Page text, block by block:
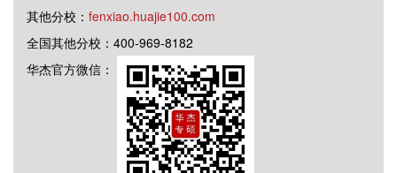
其他分校： fenxiao.huajie100.com
全国其他分校：400-969-8182
华杰官方微信：